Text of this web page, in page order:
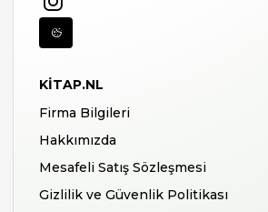
KITAP.NL
Firma Bilgileri
Hakkımızda
Mesafeli Satış Sözleşmesi
Gizlilik ve Güvenlik Politikası